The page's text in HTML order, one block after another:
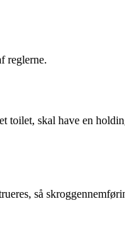
reglerne.
toilet, skal have en
så